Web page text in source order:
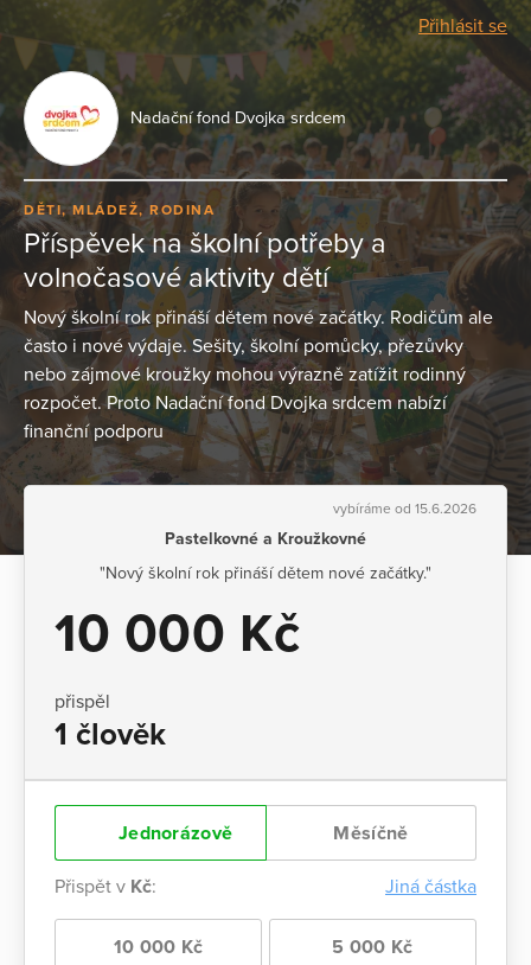
Přihlásit se
Nadační fond Dvojka srdcem
DĚTI, MLÁDEŽ, RODINA
Příspěvek na školní potřeby a
volnočasové aktivity dětí
Nový školní rok přináší dětem nové začátky. Rodičům ale
často i nové výdaje. Sešity, školní pomůcky, přezůvky
nebo zájmové kroužky mohou výrazně zatížit rodinný
rozpočet. Proto Nadační fond Dvojka srdcem nabízí
finanční podporu
vybíráme od 15.6.2026
Pastelkovné a Kroužkovné
"Nový školní rok přináší dětem nové začátky."
10 000 Kč
přispěl
1 člověk
Jednorázově Měsíčně
Přispět v Kč: Jiná částka
10 000 Kč 5 000 Kč